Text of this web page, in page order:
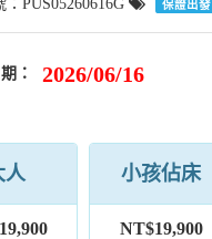
：PUS05260616G 保證出發
： 2026/06/16
人 小孩佔床
NT$19,900